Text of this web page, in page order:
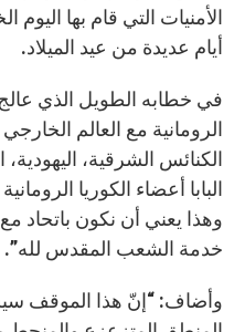
أيام عديدة من عيد الميلاد.
في خطابه الطويل الذي عالج
الرومانية مع العالم
الكنائس الشرقية،
البابا أعضاء الكوريا
وهذا يعني أن نكون باتحاد مع
خدمة الشعب المقدس لله”.
وأضاف: “إنّ هذا الموقف